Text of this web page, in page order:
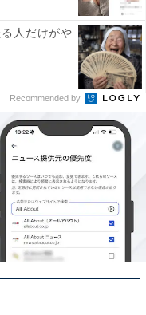
人だけがや
Recommended by